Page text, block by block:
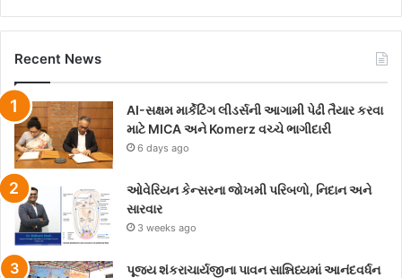
Recent News
AI-સક્ષમ માર્કેટિંગ લીડર્સની આગામી પેઢી તૈયાર કરવા
માટે MICA અને Komerz વચ્ચે ભાગીદારી
6 days ago
ઓવેરિયન કેન્સરના જોખમી પરિબળો, નિદાન અને
સારવાર
3 weeks ago
પૂજ્ય શંકરાચાર્યજીના પાવન સાન્નિધ્યમાં આનંદવર્ધન